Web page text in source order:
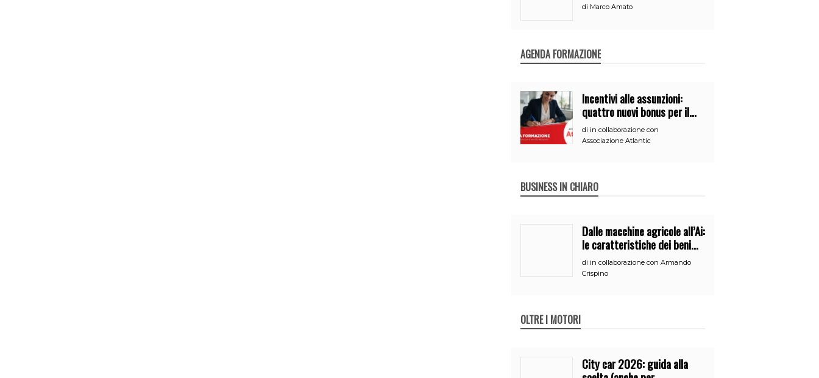
di Marco Amato
AGENDA FORMAZIONE
Incentivi alle assunzioni:
quattro nuovi bonus per il
2026
di in collaborazione con
Associazione Atlantic
BUSINESS IN CHIARO
Dalle macchine agricole all’Ai:
le caratteristiche dei beni
per accedere
all’iperammortamento
di in collaborazione con Armando
Crispino
OLTRE I MOTORI
City car 2026: guida alla